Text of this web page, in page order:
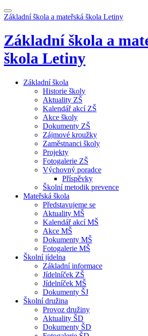
Základní škola a mateřská škola Letiny
Základní škola a
škola Letiny
Základní škola
Historie školy
Aktuality ZŠ
Kalendář akcí ZŠ
Akce školy
Dokumenty ZŠ
Zájmové kroužky
Zaměstnanci školy
Projekty
Fotogalerie ZŠ
Výchovný poradce
Příspěvky
Školní metodik prevence
Mateřská škola
Představujeme se
Aktuality MŠ
Kalendář akcí MŠ
Akce MŠ
Dokumenty MŠ
Fotogalerie MŠ
Školní jídelna
Základní informace
Jídelníček ZŠ
Jídelníček MŠ
Dokumenty ŠJ
Školní družina
Provoz družiny
Aktuality ŠD
Dokumenty ŠD